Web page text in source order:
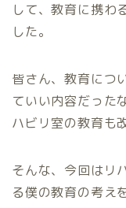
して、教育に携わ
した。
皆さん、教育につ
ていい内容だった
ハビリ室の教育も
そんな、今回はリ
る僕の教育の考え